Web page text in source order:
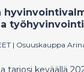
| Osuuskauppa
tarjosi keväällä